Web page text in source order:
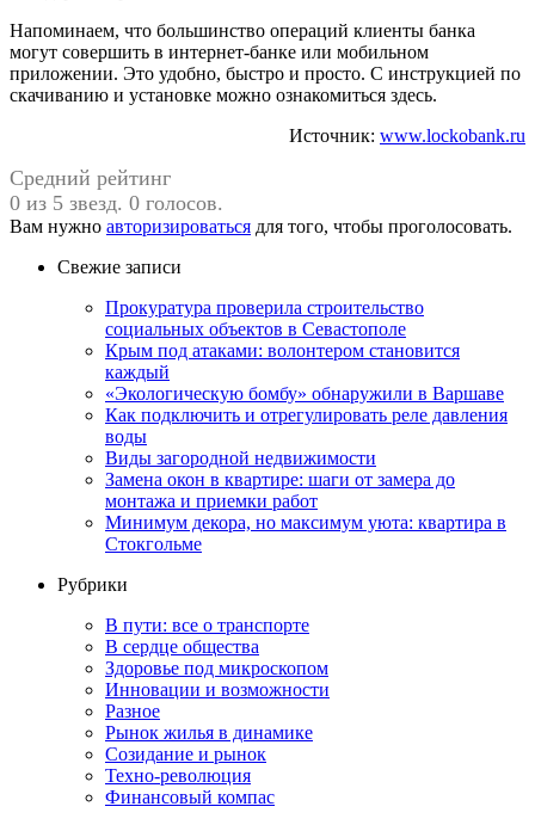
Напоминаем, что большинство операций клиенты банка
могут совершить в интернет-банке или мобильном
приложении. Это удобно, быстро и просто. С инструкцией по
скачиванию и установке можно ознакомиться здесь.
Источник: www.lockobank.ru
Средний рейтинг
0 из 5 звезд. 0 голосов.
Вам нужно авторизироваться для того, чтобы проголосовать.
Свежие записи
Прокуратура проверила строительство
социальных объектов в Севастополе
Крым под атаками: волонтером становится
каждый
«Экологическую бомбу» обнаружили в Варшаве
Как подключить и отрегулировать реле давления
воды
Виды загородной недвижимости
Замена окон в квартире: шаги от замера до
монтажа и приемки работ
Минимум декора, но максимум уюта: квартира в
Стокгольме
Рубрики
В пути: все о транспорте
В сердце общества
Здоровье под микроскопом
Инновации и возможности
Разное
Рынок жилья в динамике
Созидание и рынок
Техно-революция
Финансовый компас